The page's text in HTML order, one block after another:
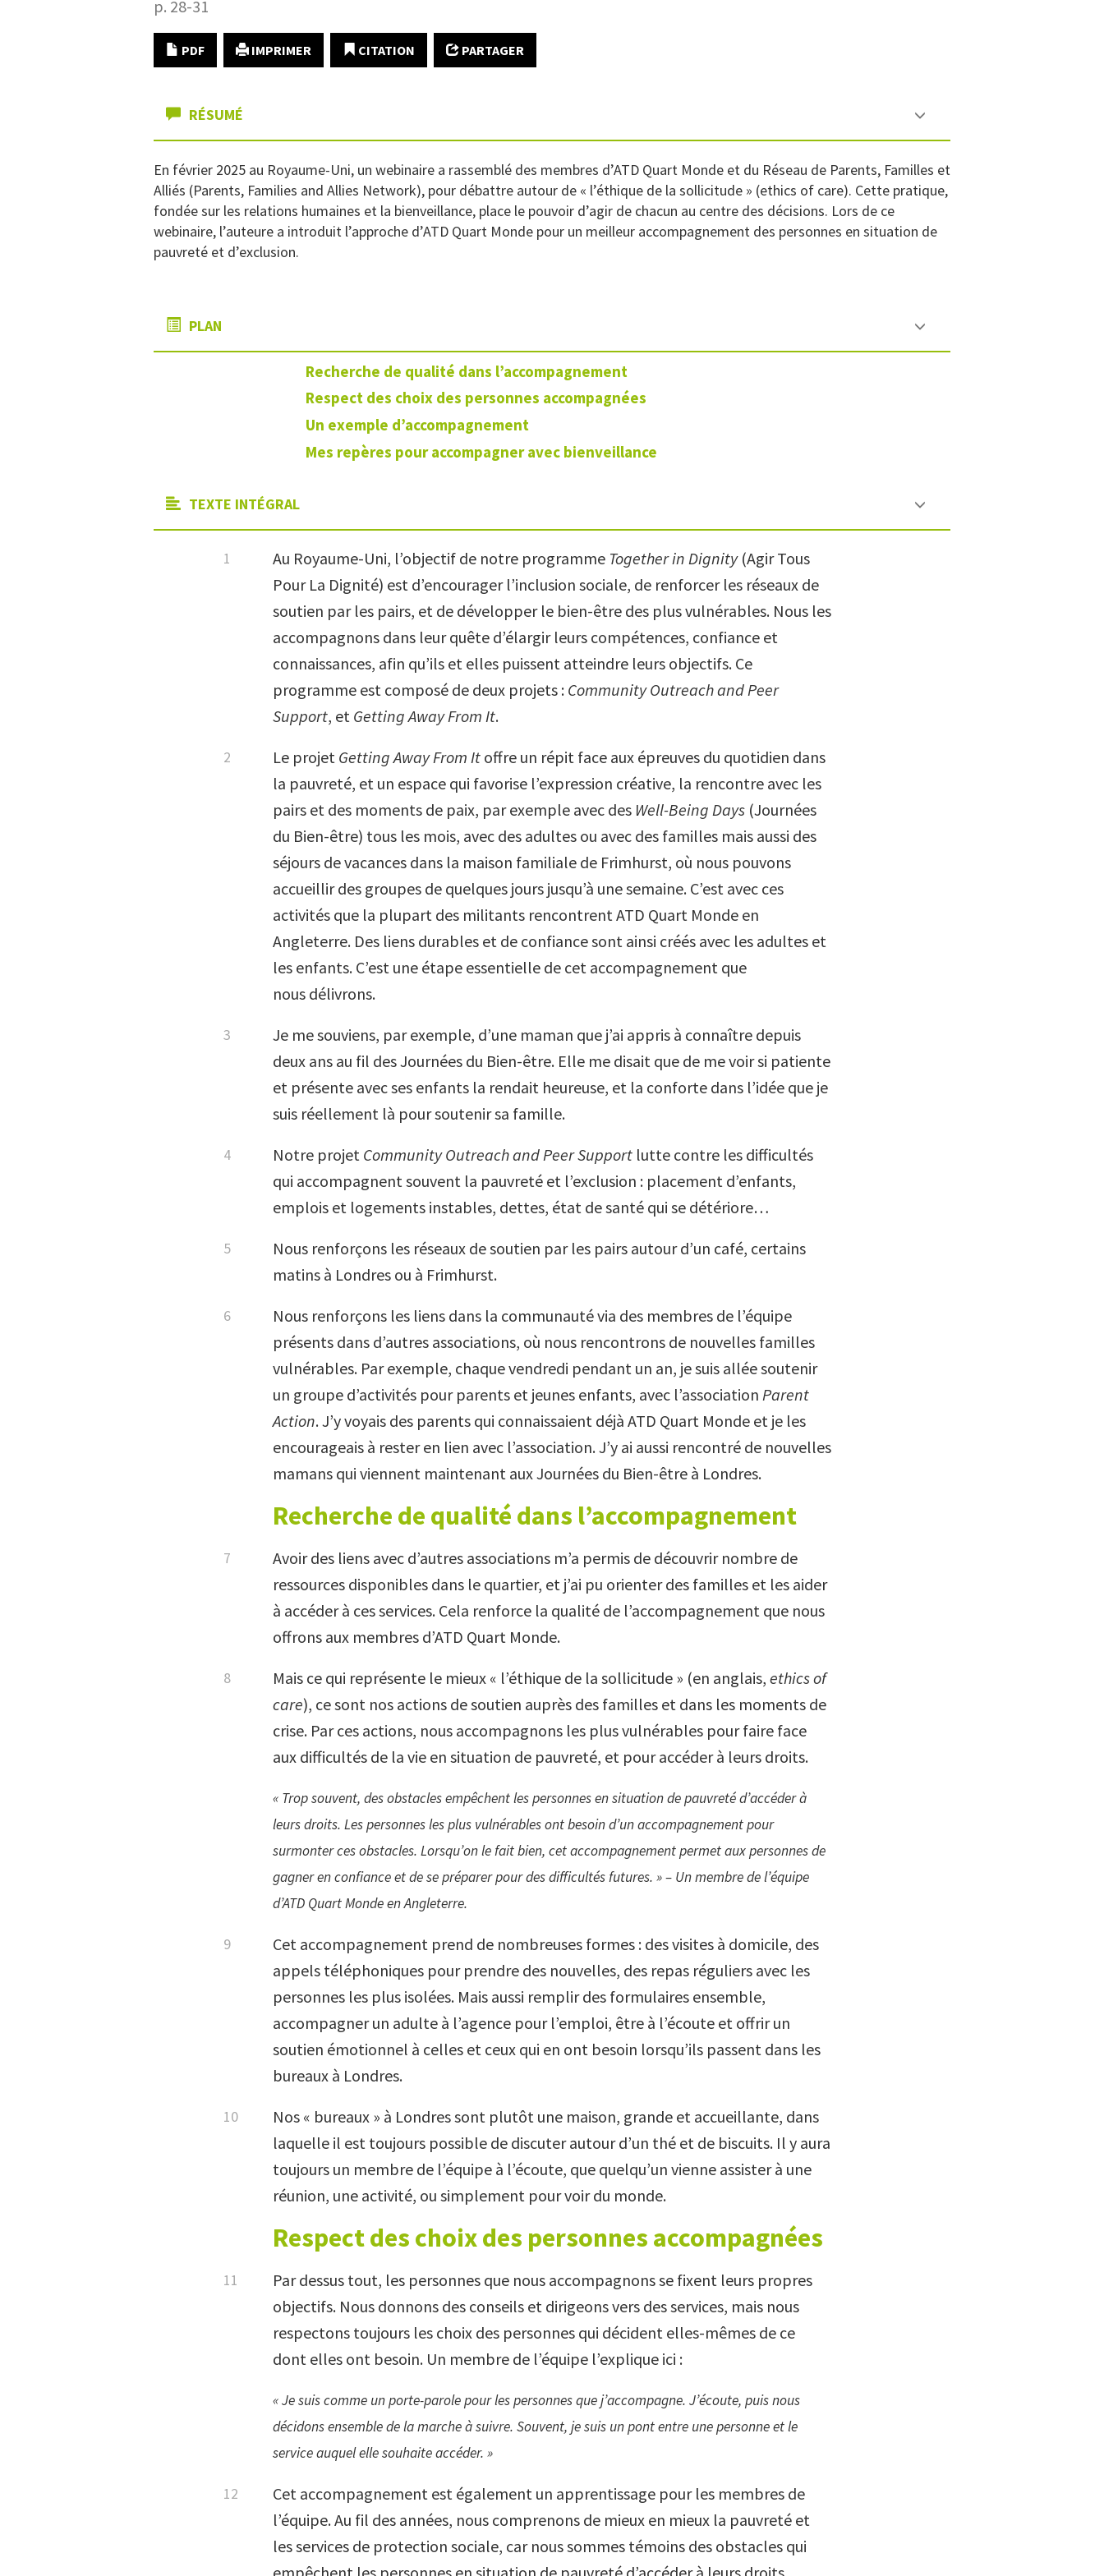
p. 28-31
PDF IMPRIMER CITATION PARTAGER
RÉSUMÉ
En février 2025 au Royaume-Uni, un webinaire a rassemblé des membres d’ATD Quart Monde et du Réseau de Parents, Familles et
Alliés (Parents, Families and Allies Network), pour débattre autour de « l’éthique de la sollicitude » (ethics of care). Cette pratique,
fondée sur les relations humaines et la bienveillance, place le pouvoir d’agir de chacun au centre des décisions. Lors de ce
webinaire, l’auteure a introduit l’approche d’ATD Quart Monde pour un meilleur accompagnement des personnes en situation de
pauvreté et d’exclusion.
PLAN
Recherche de qualité dans l’accompagnement
Respect des choix des personnes accompagnées
Un exemple d’accompagnement
Mes repères pour accompagner avec bienveillance
TEXTE INTÉGRAL
Au Royaume-Uni, l’objectif de notre programme Together in Dignity(Agir Tous
Pour La Dignité) est d’encourager l’inclusion sociale, de renforcer les réseaux de
soutien par les pairs, et de développer le bien-être des plus vulnérables. Nous les
accompagnons dans leur quête d’élargir leurs compétences, confiance et
connaissances, afin qu’ils et elles puissent atteindre leurs objectifs. Ce
programme est composé de deux projets : Community Outreach and Peer
Support, et Getting Away From It.
Le projet Getting Away From It offre un répit face aux épreuves du quotidien dans
la pauvreté, et un espace qui favorise l’expression créative, la rencontre avec les
pairs et des moments de paix, par exemple avec des Well-Being Days (Journées
du Bien-être) tous les mois, avec des adultes ou avec des familles mais aussi des
séjours de vacances dans la maison familiale de Frimhurst, où nous pouvons
accueillir des groupes de quelques jours jusqu’à une semaine. C’est avec ces
activités que la plupart des militants rencontrent ATD Quart Monde en
Angleterre. Des liens durables et de confiance sont ainsi créés avec les adultes et
les enfants. C’est une étape essentielle de cet accompagnement que
nous délivrons.
Je me souviens, par exemple, d’une maman que j’ai appris à connaître depuis
deux ans au fil des Journées du Bien-être. Elle me disait que de me voir si patiente
et présente avec ses enfants la rendait heureuse, et la conforte dans l’idée que je
suis réellement là pour soutenir sa famille.
Notre projet Community Outreach and Peer Support lutte contre les difficultés
qui accompagnent souvent la pauvreté et l’exclusion : placement d’enfants,
emplois et logements instables, dettes, état de santé qui se détériore…
Nous renforçons les réseaux de soutien par les pairs autour d’un café, certains
matins à Londres ou à Frimhurst.
Nous renforçons les liens dans la communauté via des membres de l’équipe
présents dans d’autres associations, où nous rencontrons de nouvelles familles
vulnérables. Par exemple, chaque vendredi pendant un an, je suis allée soutenir
un groupe d’activités pour parents et jeunes enfants, avec l’association Parent
Action. J’y voyais des parents qui connaissaient déjà ATD Quart Monde et je les
encourageais à rester en lien avec l’association. J’y ai aussi rencontré de nouvelles
mamans qui viennent maintenant aux Journées du Bien-être à Londres.
Recherche de qualité dans l’accompagnement
Avoir des liens avec d’autres associations m’a permis de découvrir nombre de
ressources disponibles dans le quartier, et j’ai pu orienter des familles et les aider
à accéder à ces services. Cela renforce la qualité de l’accompagnement que nous
offrons aux membres d’ATD Quart Monde.
Mais ce qui représente le mieux « l’éthique de la sollicitude » (en anglais, ethics of
care), ce sont nos actions de soutien auprès des familles et dans les moments de
crise. Par ces actions, nous accompagnons les plus vulnérables pour faire face
aux difficultés de la vie en situation de pauvreté, et pour accéder à leurs droits.
« Trop souvent, des obstacles empêchent les personnes en situation de pauvreté d’accéder à
leurs droits. Les personnes les plus vulnérables ont besoin d’un accompagnement pour
surmonter ces obstacles. Lorsqu’on le fait bien, cet accompagnement permet aux personnes de
gagner en confiance et de se préparer pour des difficultés futures. » – Un membre de l’équipe
d’ATD Quart Monde en Angleterre.
Cet accompagnement prend de nombreuses formes : des visites à domicile, des
appels téléphoniques pour prendre des nouvelles, des repas réguliers avec les
personnes les plus isolées. Mais aussi remplir des formulaires ensemble,
accompagner un adulte à l’agence pour l’emploi, être à l’écoute et offrir un
soutien émotionnel à celles et ceux qui en ont besoin lorsqu’ils passent dans les
bureaux à Londres.
Nos « bureaux » à Londres sont plutôt une maison, grande et accueillante, dans
laquelle il est toujours possible de discuter autour d’un thé et de biscuits. Il y aura
toujours un membre de l’équipe à l’écoute, que quelqu’un vienne assister à une
réunion, une activité, ou simplement pour voir du monde.
Respect des choix des personnes accompagnées
Par dessus tout, les personnes que nous accompagnons se fixent leurs propres
objectifs. Nous donnons des conseils et dirigeons vers des services, mais nous
respectons toujours les choix des personnes qui décident elles-mêmes de ce
dont elles ont besoin. Un membre de l’équipe l’explique ici :
« Je suis comme un porte-parole pour les personnes que j’accompagne. J’écoute, puis nous
décidons ensemble de la marche à suivre. Souvent, je suis un pont entre une personne et le
service auquel elle souhaite accéder. »
Cet accompagnement est également un apprentissage pour les membres de
l’équipe. Au fil des années, nous comprenons de mieux en mieux la pauvreté et
les services de protection sociale, car nous sommes témoins des obstacles qui